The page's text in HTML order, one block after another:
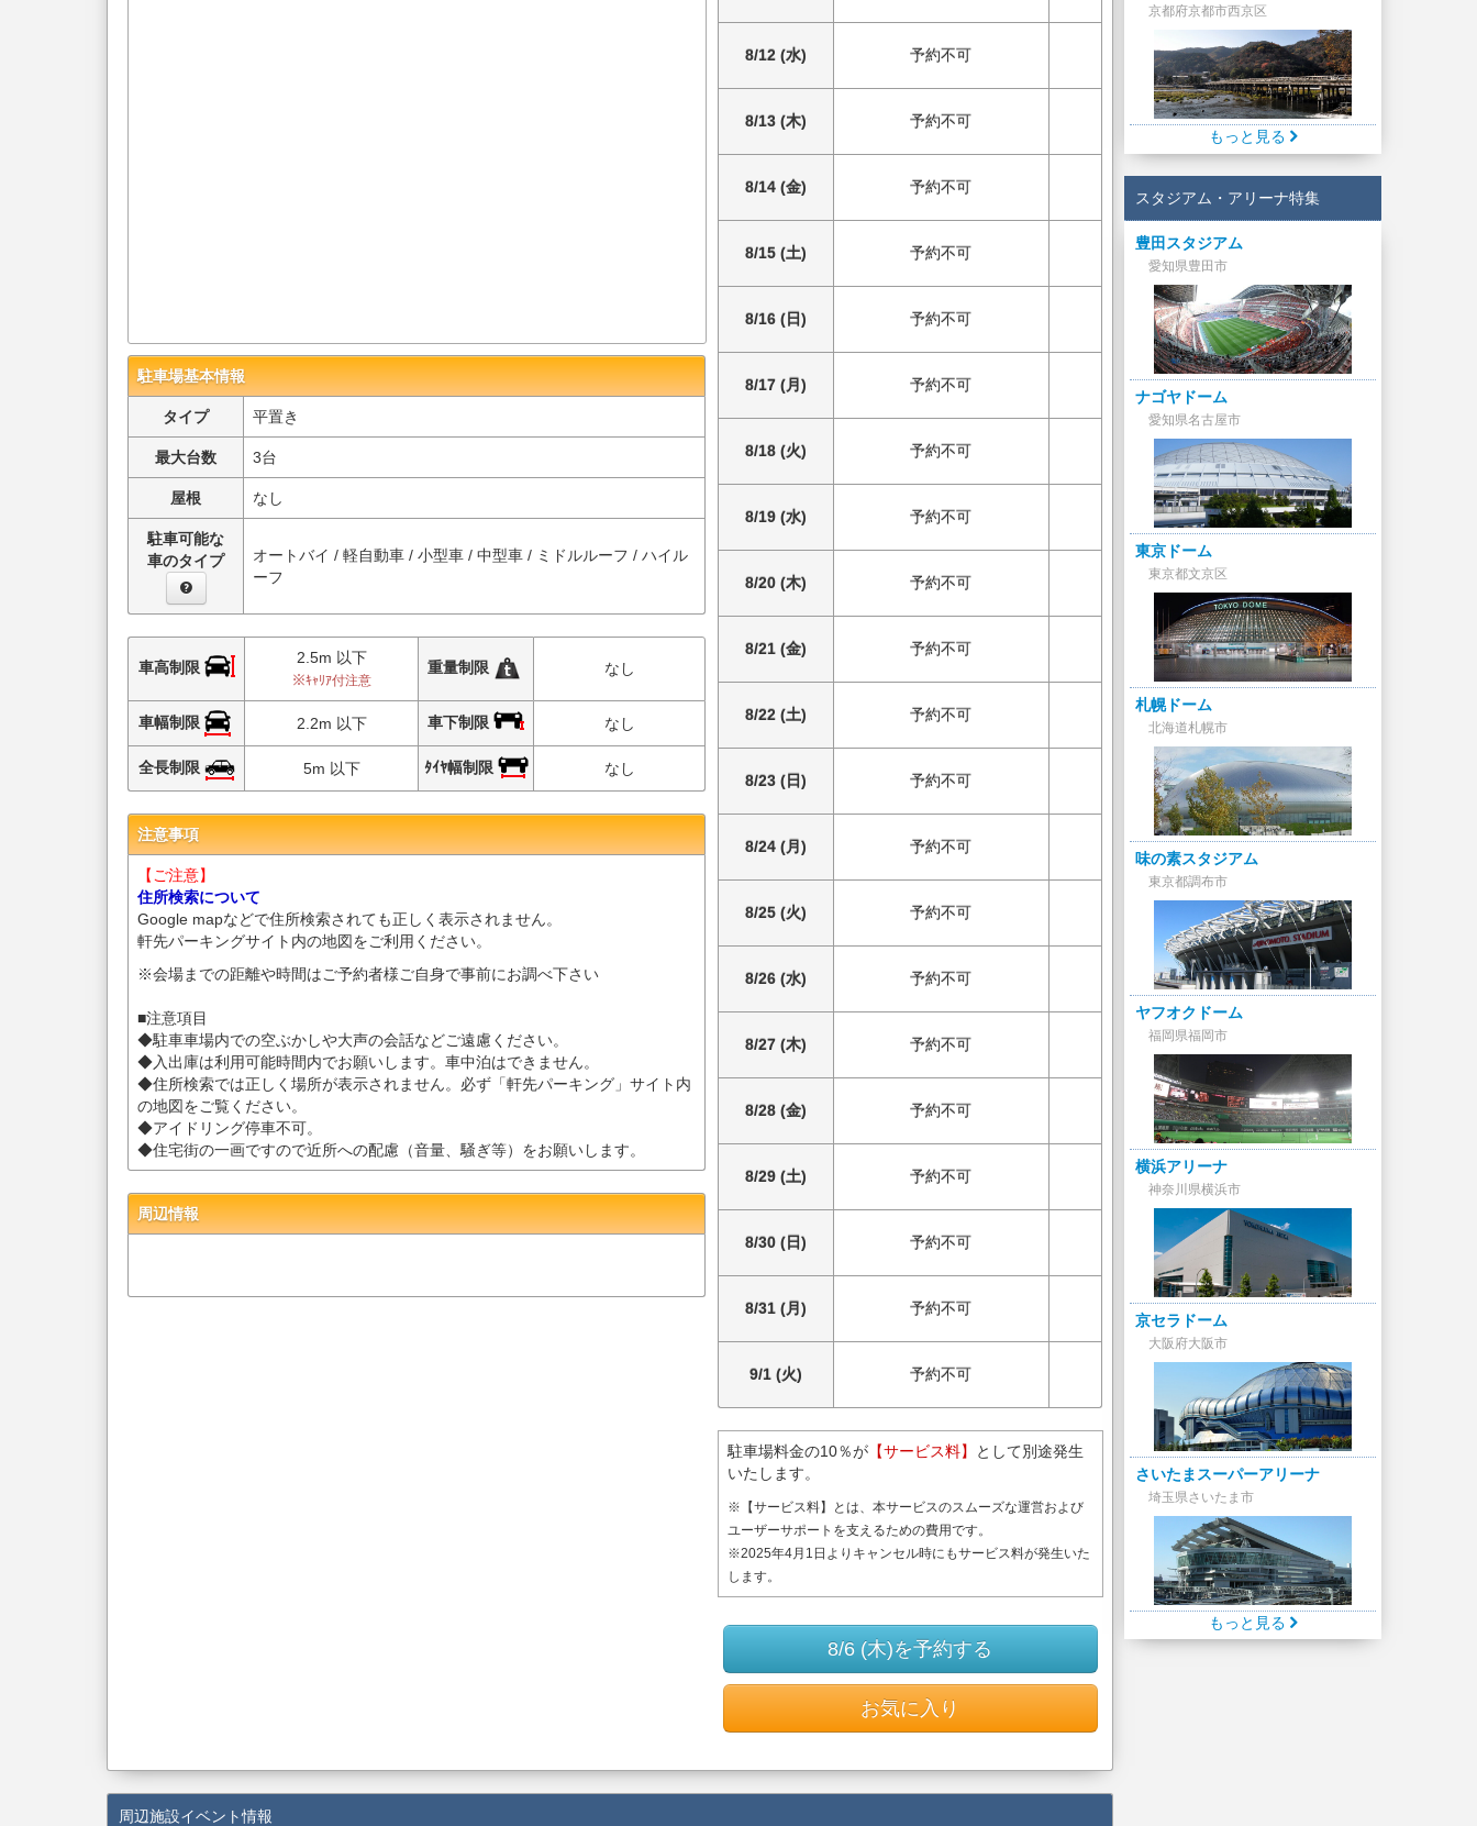
駐車場基本情報
タイプ 平置き
最大台数 3台
屋根 なし
駐車可能な
車のタイプ
オートバイ / 軽自動車 / 小型車 / 中型車 / ミドルルーフ / ハイル
ーフ
車高制限
2.5m 以下
※ｷｬﾘｱ付注意
重量制限 なし
車幅制限 2.2m 以下 車下制限 なし
全長制限 5m 以下 ﾀｲﾔ幅制限 なし
注意事項
【ご注意】
住所検索について
Google mapなどで住所検索されても正しく表示されません。
軒先パーキングサイト内の地図をご利用ください。
※会場までの距離や時間はご予約者様ご自身で事前にお調べ下さい
■注意項目
◆駐車車場内での空ぶかしや大声の会話などご遠慮ください。
◆入出庫は利用可能時間内でお願いします。車中泊はできません。
◆住所検索では正しく場所が表示されません。必ず「軒先パーキング」サイト内
の地図をご覧ください。
◆アイドリング停車不可。
◆住宅街の一画ですので近所への配慮（音量、騒ぎ等）をお願いします。
周辺情報
8/12 (水) 予約不可
8/13 (木) 予約不可
8/14 (金) 予約不可
8/15 (土) 予約不可
8/16 (日) 予約不可
8/17 (月) 予約不可
8/18 (火) 予約不可
8/19 (水) 予約不可
8/20 (木) 予約不可
8/21 (金) 予約不可
8/22 (土) 予約不可
8/23 (日) 予約不可
8/24 (月) 予約不可
8/25 (火) 予約不可
8/26 (水) 予約不可
8/27 (木) 予約不可
8/28 (金) 予約不可
8/29 (土) 予約不可
8/30 (日) 予約不可
8/31 (月) 予約不可
9/1 (火) 予約不可
駐車場料金の10％が【サービス料】
として別途発生
いたします。
※【サービス料】とは、本サービスのスムーズな運営および
ユーザーサポートを支えるための費用です。
※2025年4月1日よりキャンセル時にもサービス料が発生いた
します。
8/6 (木)を予約する
お気に入り
周辺施設イベント情報
京都府京都市西京区
もっと見る
スタジアム・アリーナ特集
豊田スタジアム
愛知県豊田市
ナゴヤドーム
愛知県名古屋市
東京ドーム
東京都文京区
札幌ドーム
北海道札幌市
味の素スタジアム
東京都調布市
ヤフオクドーム
福岡県福岡市
横浜アリーナ
神奈川県横浜市
京セラドーム
大阪府大阪市
さいたまスーパーアリーナ
埼玉県さいたま市
もっと見る